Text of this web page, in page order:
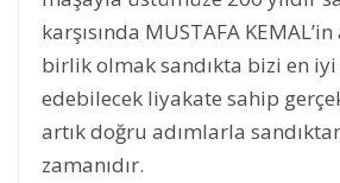
karşısında MUSTAFA
birlik olmak sandıkta bizi en
edebilecek liyakate sahip
artık doğru adımlarla
zamanıdır.